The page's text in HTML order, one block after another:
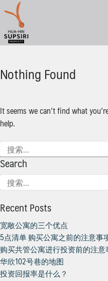
content
ไทย
Nothing Found
It seems we can’t find what
help.
搜
索：
Search
搜
索：
Recent Posts
宽敞公寓的三个优点
5点清单 购买公寓之前的注意事
购买共管公寓进行投资前的注意
华欣102号巷的地图
投资回报率是什么？